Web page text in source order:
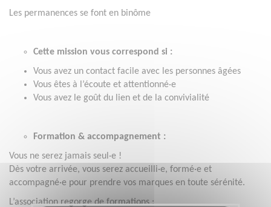
Les permanences se font en binôme
Cette mission vous correspond si :
Vous avez un contact facile avec les personnes âgées
Vous êtes à l’écoute et attentionné·e
Vous avez le goût du lien et de la convivialité
Formation & accompagnement :
Vous ne serez jamais seul·e !
Dès votre arrivée, vous serez accueilli·e, formé·e et
accompagné·e pour prendre vos marques en toute sérénité.
L’association regorge de formations :